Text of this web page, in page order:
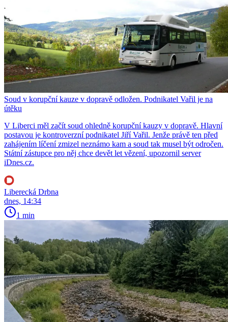
Soud v korupční kauze v dopravě odložen. Podnikatel Vařil je na
útěku
V Liberci měl začít soud ohledně korupční kauzy v dopravě. Hlavní
postavou je kontroverzní podnikatel Jiří Vařil. Jenže právě ten před
zahájením líčení zmizel neznámo kam a soud tak musel být odročen.
Státní zástupce pro něj chce devět let vězení, upozornil server
iDnes.cz.
Liberecká Drbna
dnes, 14:34
1 min